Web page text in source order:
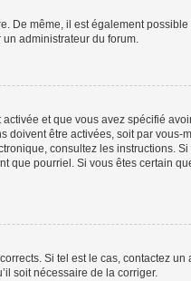
De même, il est également
un administrateur du forum.
et que vous avez spécifié
être activées, soit par vous-
consultez les instructions.
pourriel. Si vous êtes certain
Si tel est le cas, contactez
soit nécessaire de la corriger.